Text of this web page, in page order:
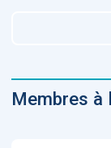
Membres à